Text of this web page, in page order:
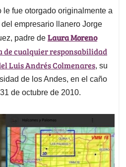
le fue otorgado originalmente a
empresario llanero Jorge
padre de Laura Moreno
de cualquier responsabilidad
Luis Andrés Colmenares, su
de los Andes, en el caño
de octubre de 2010.